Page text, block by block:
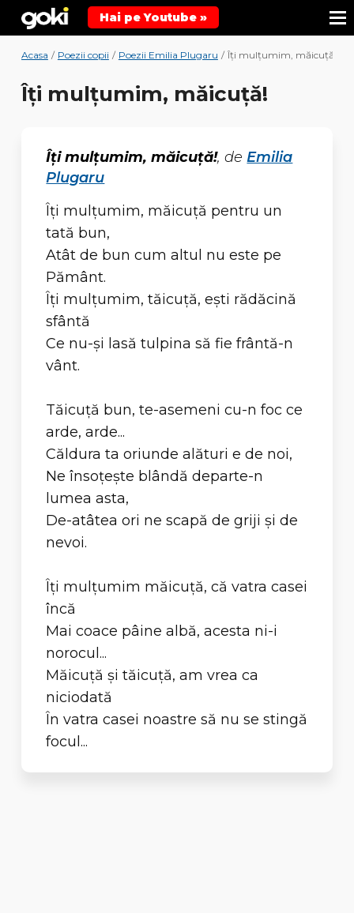
Hai pe Youtube »
Acasa / Poezii copii / Poezii Emilia Plugaru / Îţi mulţumim, măicuţă!
Îţi mulţumim, măicuţă!
Îţi mulţumim, măicuţă!, deEmilia
Plugaru
Îţi mulţumim, măicuţă pentru un
tată bun,
Atât de bun cum altul nu este pe
Pământ.
Îţi mulţumim, tăicuţă, eşti rădăcină
sfântă
Ce nu-şi lasă tulpina să fie frântă-n
vânt.
Tăicuţă bun, te-asemeni cu-n foc ce
arde, arde...
Căldura ta oriunde alături e de noi,
Ne însoţeşte blândă departe-n
lumea asta,
De-atâtea ori ne scapă de griji şi de
nevoi.
Îţi mulţumim măicuţă, că vatra casei
încă
Mai coace pâine albă, acesta ni-i
norocul...
Măicuţă şi tăicuţă, am vrea ca
niciodată
În vatra casei noastre să nu se stingă
focul...